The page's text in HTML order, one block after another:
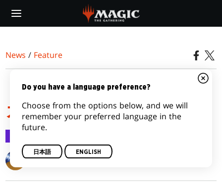
main
News / Feature
『コンスピラシー』のメ
カニズム
Matt Tabak
Do you have a language preference?
Choose from the options below, and we will
remember your preferred language in the
future.
日本語 ENGLISH